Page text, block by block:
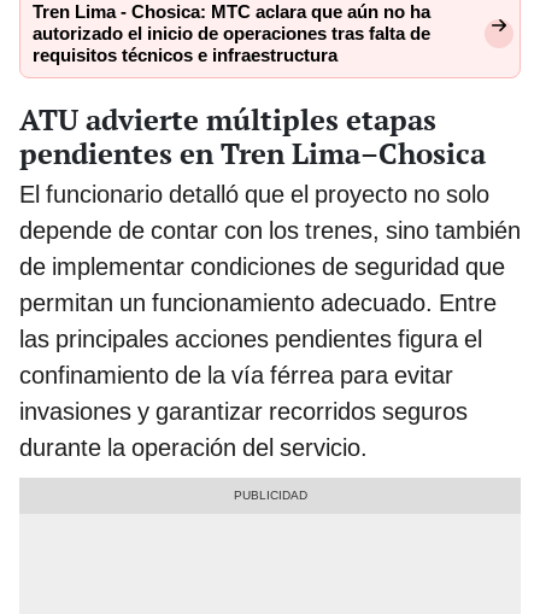
Tren Lima - Chosica: MTC aclara que aún no ha
autorizado el inicio de operaciones tras falta de
requisitos técnicos e infraestructura
ATU advierte múltiples etapas
pendientes en Tren Lima–Chosica
El funcionario detalló que el proyecto no solo
depende de contar con los trenes, sino también
de implementar condiciones de seguridad que
permitan un funcionamiento adecuado. Entre
las principales acciones pendientes figura el
confinamiento de la vía férrea para evitar
invasiones y garantizar recorridos seguros
durante la operación del servicio.